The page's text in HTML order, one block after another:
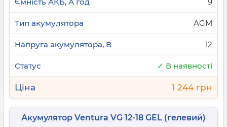
AGM
12
✓ В наявності
1 244 грн
Акумулятор Ventura VG 12-18 GEL (гелевий)